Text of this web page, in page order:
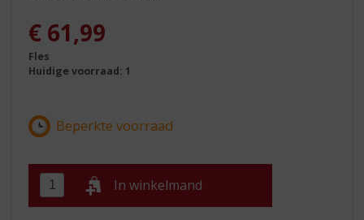
€ 61,99
Fles
Huidige voorraad: 1
In winkelmand